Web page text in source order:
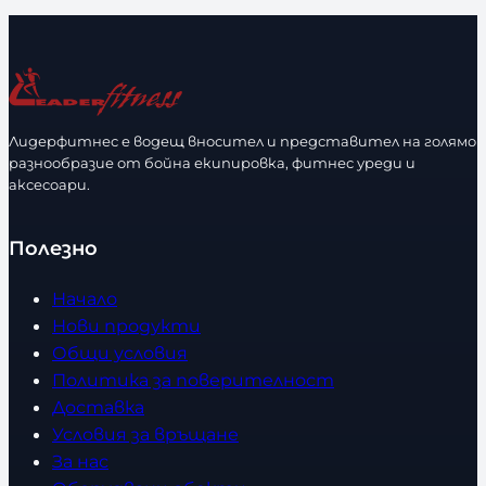
з
м
е
р
е
с
т
в
о
е
р
т
в
Лидерфитнес е водещ вносител и представител на голямо
разнообразие от бойна екипировка, фитнес уреди и
аксесоари.
Полезно
Начало
Нови продукти
Общи условия
Политика за поверителност
Доставка
Условия за връщане
За нас